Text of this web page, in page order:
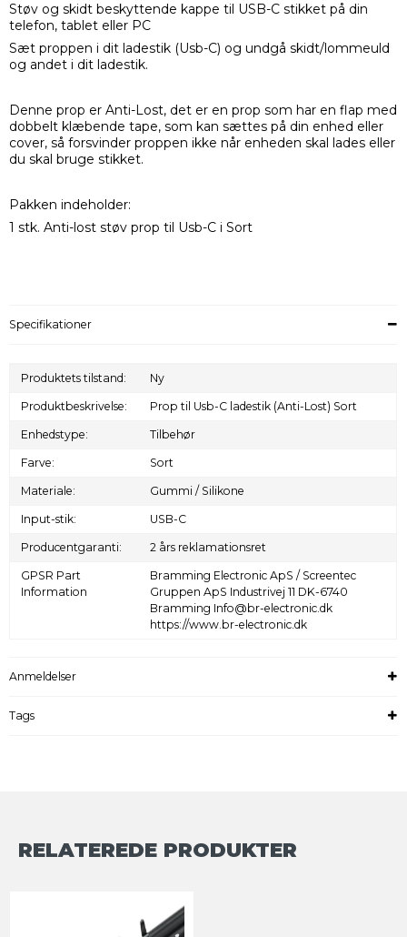
Støv og skidt beskyttende kappe til USB-C stikket på din
telefon, tablet eller PC
Sæt proppen i dit ladestik (Usb-C) og undgå skidt/lommeuld
og andet i dit ladestik.
Denne prop er Anti-Lost, det er en prop som har en flap med
dobbelt klæbende tape, som kan sættes på din enhed eller
cover, så forsvinder proppen ikke når enheden skal lades eller
du skal bruge stikket.
Pakken indeholder:
1 stk. Anti-lost støv prop til Usb-C i Sort
Specifikationer
Produktets tilstand: Ny
Produktbeskrivelse: Prop til Usb-C ladestik (Anti-Lost) Sort
Enhedstype: Tilbehør
Farve: Sort
Materiale: Gummi / Silikone
Input-stik: USB-C
Producentgaranti: 2 års reklamationsret
GPSR Part
Information
Bramming Electronic ApS / Screentec
Gruppen ApS Industrivej 11 DK-6740
Bramming Info@br-electronic.dk
https://www.br-electronic.dk
Anmeldelser
Tags
RELATEREDE PRODUKTER